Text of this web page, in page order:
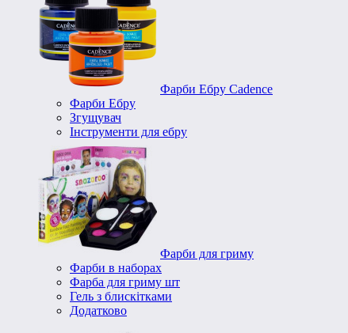
Фарби Ебру Cadence
Фарби Ебру
Згущувач
Інструменти для ебру
Фарби для гриму
Фарби в наборах
Фарба для гриму шт
Гель з блискітками
Додатково